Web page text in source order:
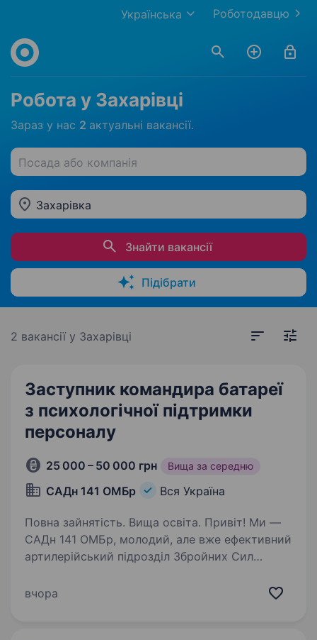
Роботодавцю
Українська
Робота у Захарівці
Зараз у нас 2 актуальні вакансії.
Посада або компанія
Захарівка
Знайти вакансії
Підібрати
2 вакансії у Захарівці
Заступник командира батареї
з психологічної підтримки
персоналу
25 000 – 50 000 грн Вища за середню
САДн 141 ОМБр Вся Україна
Повна зайнятість. Вища освіта. Привіт! Ми —
САДн 141 ОМБр, молодий, але вже ефективний
артилерійський підрозділ Збройних Сил
найсучаснішими методами, підтримуючи один
вчора